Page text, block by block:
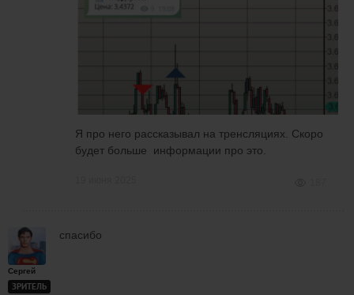
Я про него рассказывал на тренсляциях. Скоро
будет больше информации про это.
Сергей
ЗРИТЕЛЬ
спасибо